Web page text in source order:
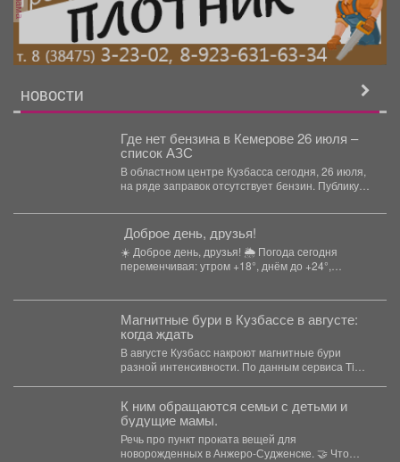
НОВОСТИ
Где нет бензина в Кемерове 26 июля –
список АЗС
В областном центре Кузбасса сегодня, 26 июля,
на ряде заправок отсутствует бензин. Публикуем
️ Доброе день, друзья!
☀️ Доброе день, друзья! 🌦 Погода сегодня
переменчивая: утром +18°, днём до +24°,
Магнитные бури в Кузбассе в августе:
когда ждать
В августе Кузбасс накроют магнитные бури
разной интенсивности. По данным сервиса Time-
К ним обращаются семьи с детьми и
будущие мамы.
Речь про пункт проката вещей для
новорожденных в Анжеро-Судженске. 🤝 Что